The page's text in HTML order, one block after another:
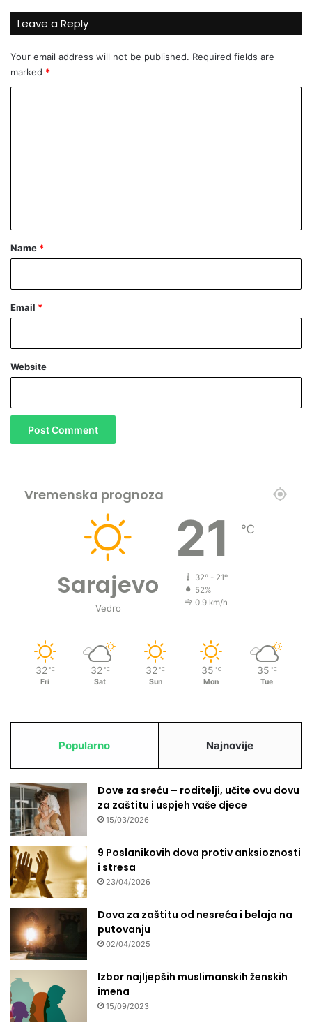
i
o
ž
i
Leave a Reply
Your email address will not be published. Required fields are
marked *
*
Name *
Email *
Website
Vremenska prognoza
Sarajevo
Vedro
21 ℃
32º - 21º
52%
0.9 km/h
32 ℃
Fri
32 ℃
Sat
32 ℃
Sun
35 ℃
Mon
35 ℃
Tue
Popularno Najnovije
Dove za sreću – roditelji, učite ovu dovu
za zaštitu i uspjeh vaše djece
15/03/2026
9 Poslanikovih dova protiv anksioznosti
i stresa
23/04/2026
Dova za zaštitu od nesreća i belaja na
putovanju
02/04/2025
Izbor najljepših muslimanskih ženskih
imena
15/09/2023